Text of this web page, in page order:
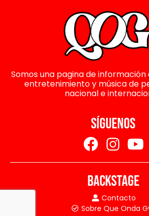
Somos una pagina de
entretenimiento y música de
nacional e
SÍGUENOS
BACKSTAGE
Contacto
Sobre Que Onda